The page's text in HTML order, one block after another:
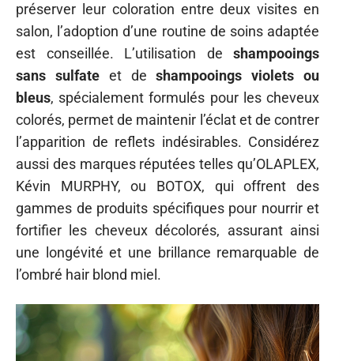
préserver leur coloration entre deux visites en
salon, l’adoption d’une routine de soins adaptée
est conseillée. L’utilisation de shampooings
sans sulfateet deshampooings violets ou
bleus, spécialement formulés pour les cheveux
colorés, permet de maintenir l’éclat et de contrer
l’apparition de reflets indésirables. Considérez
aussi des marques réputées telles qu’OLAPLEX,
Kévin MURPHY, ou BOTOX, qui offrent des
gammes de produits spécifiques pour nourrir et
fortifier les cheveux décolorés, assurant ainsi
une longévité et une brillance remarquable de
l’ombré hair blond miel.